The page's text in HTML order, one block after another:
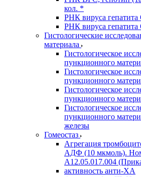
кол. *
РНК вируса гепатита
РНК вируса гепатита
Гистологические
материала
Гистологическое
пункционного
Гистологическое
пункционного
Гистологическое
пункционного
Гистологическое
пункционного
железы
Гомеостаз
Агрегация
АДФ (10 мкмоль).
A12.05.017.004
активность анти-ХА